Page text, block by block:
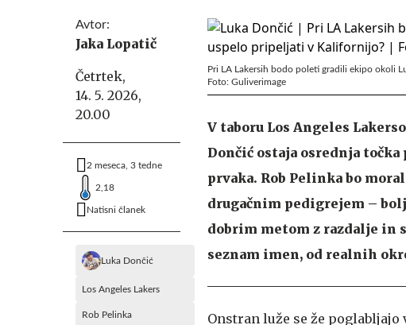
Avtor:
Jaka Lopatič
Četrtek,
14. 5. 2026,
20.00
2 meseca, 3 tedne
2,18
Natisni članek
Luka Dončić
Los Angeles Lakers
Rob Pelinka
Pri LA Lakersih bodo poleti gradili ekipo okoli
Foto: Guliverimage
V taboru Los Angeles
Dončić ostaja osrednja
prvaka. Rob Pelinka bo
drugačnim pedigrejem –
dobrim metom z razdalje in
seznam imen, od realnih
Onstran luže se že